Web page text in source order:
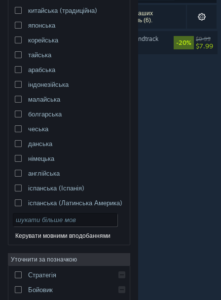
Змінити мову
Переглянути повну версію
© Valve Corporation. Усі права захищено. Усі
Юридична інформація
підписника Steam
cookie
китайська (традиційна)
японська
корейська
тайська
арабська
індонезійська
малайська
болгарська
чеська
данська
німецька
англійська
іспанська (Іспанія)
іспанська (Латинська Америка)
Керувати мовними вподобаннями
Уточнити за позначкою
Стратегія
Бойовик
Результатів вашого пошуку: 1. Відповідно до ваших
уподобань було виключено кілька найменувань (6).
Lumines Arise Original Soundtrack
-20%
$9.99
$7.99